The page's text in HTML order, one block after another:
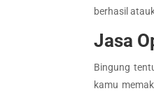
berhasil
Jasa
Bingung
kamu